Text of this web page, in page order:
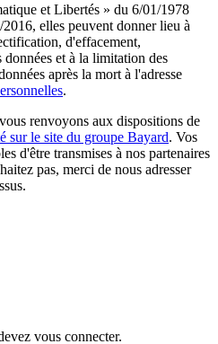
et Libertés » du 6/01/1978
elles peuvent donner lieu à
d'effacement,
et à la limitation des
après la mort à l'adresse
.
renvoyons aux dispositions de
sur le site du groupe Bayard. Vos
d'être transmises à nos partenaires
pas, merci de nous adresser
vous connecter.